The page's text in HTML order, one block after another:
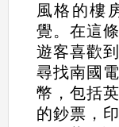
風格的樓
覺。在這
遊客喜歡
尋找南國
幣，包括
的鈔票，